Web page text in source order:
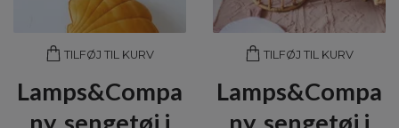
TILFØJ TIL KURV
Lamps&Compa
TILFØJ TIL KURV
Lamps&Compa